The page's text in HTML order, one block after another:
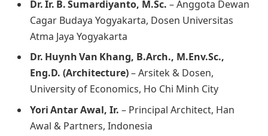
Dr. Ir. B. Sumardiyanto, M.Sc. – Anggota Dewan
Cagar Budaya Yogyakarta, Dosen Universitas
Atma Jaya Yogyakarta
Dr. Huynh Van Khang, B.Arch., M.Env.Sc.,
Eng.D. (Architecture)– Arsitek & Dosen,
University of Economics, Ho Chi Minh City
Yori Antar Awal, Ir. – Principal Architect, Han
Awal & Partners, Indonesia